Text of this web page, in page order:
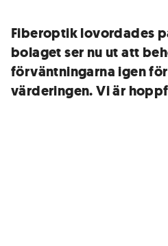
Fiberoptik lovordades
bolaget ser nu ut att
förväntningarna igen
värderingen. Vi är